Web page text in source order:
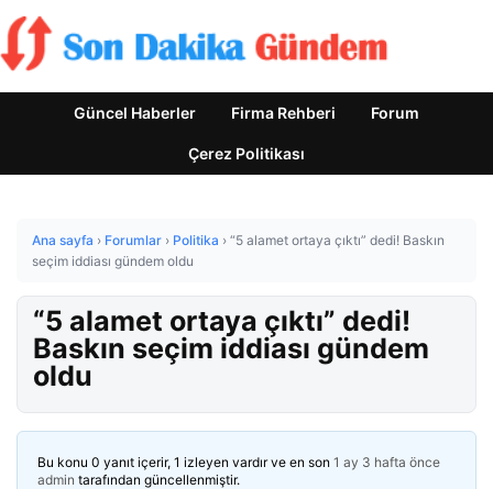
Güncel Haberler Firma Rehberi Forum
Çerez Politikası
Ana sayfa › Forumlar › Politika › “5 alamet ortaya çıktı” dedi! Baskın
seçim iddiası gündem oldu
“5 alamet ortaya çıktı” dedi!
Baskın seçim iddiası gündem
oldu
Bu konu 0 yanıt içerir, 1 izleyen vardır ve en son 1 ay 3 hafta önce
admin tarafından güncellenmiştir.